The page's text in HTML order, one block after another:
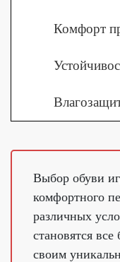
Комфорт
Выбор обуви
комфортного
различных
становятся
своим